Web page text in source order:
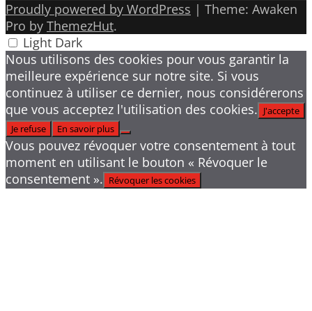
Proudly powered by WordPress | Theme: Awaken
Pro by ThemezHut.
Light Dark
Nous utilisons des cookies pour vous garantir la
meilleure expérience sur notre site. Si vous
continuez à utiliser ce dernier, nous considérerons
que vous acceptez l'utilisation des cookies. J'accepte
Je refuse
En savoir plus
Vous pouvez révoquer votre consentement à tout
moment en utilisant le bouton « Révoquer le
consentement ». Révoquer les cookies